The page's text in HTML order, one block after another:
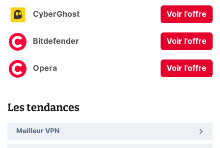
CyberGhost Voir l'offre
Bitdefender Voir l'offre
Opera Voir l'offre
Les tendances
Meilleur VPN